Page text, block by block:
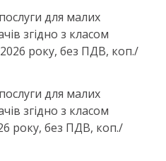
для малих
згідно з класом
року, без ПДВ, коп./
для малих
згідно з класом
року, без ПДВ, коп./